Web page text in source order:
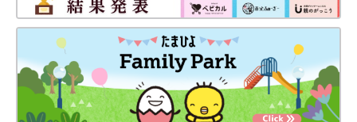
り前のことが里子には許されないんだろう･･･」と思い、直巨さ
んは悲しかったと言います。
そして「なんで、こんなに悲しい思いをするんだろうね･･･。小
春、頑張ったのにね。だったら特別養子縁組しちゃおうか」と直
巨さんは小春さんに伝えたそうです。